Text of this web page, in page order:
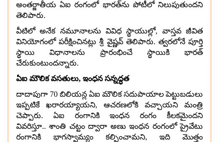
అంతర్జాతీయ ఏఐ రంగంలో భారత్‌ను పోటీలో నిలుపుతుందని
తెలిపారు.
వీటిలో అనేక నమూనాలను వివిధ స్థాయుల్లో, వాస్తవ జీవిత
వినియోగంలో పరీక్షించినట్లు శ్రీ వైష్ణవ్ తెలిపారు. త్వరలోనే పూర్తి
స్థాయి విధానాలను ప్రారంభించే స్థాయికి భారత్
చేరుకుంటుందన్నారు.
ఏఐ మౌలిక వసతులు, ఇంధన సన్నద్ధత
దాదాపుగా 70 బిలియన్ల ఏఐ మౌలిక సదుపాయాల పెట్టుబడులు
ఇప్పటికే ఖరారయ్యాయని, ఆచరణలోకి వచ్చాయని మంత్రి
చెప్పారు. ఏఐ రంగానికి ఇంధన రంగం కీలకమైందని
వివరిస్తూ..శాంతి చట్టం ద్వారా అణు ఇంధన రంగంలో ప్రైవేటు
రంగానికి భాగస్వామ్యం కల్పించామని, ఇది మొత్తం